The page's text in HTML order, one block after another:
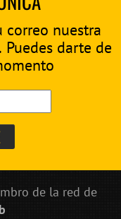
correo nuestra
darte de
de la red de